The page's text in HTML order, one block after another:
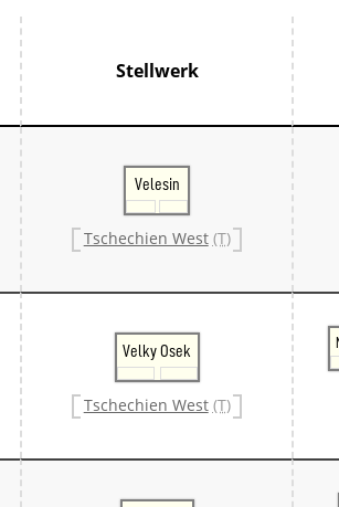
France
Italien
Schweiz
Stellwerk
Velesin
Tschechien West (T)
Velky Osek
Tschechien West (T)